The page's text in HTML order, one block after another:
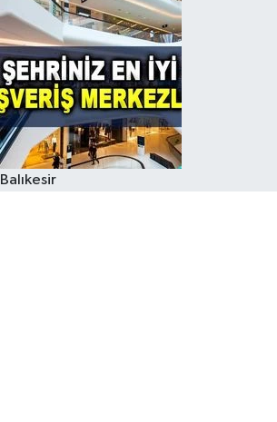
Balıkesir